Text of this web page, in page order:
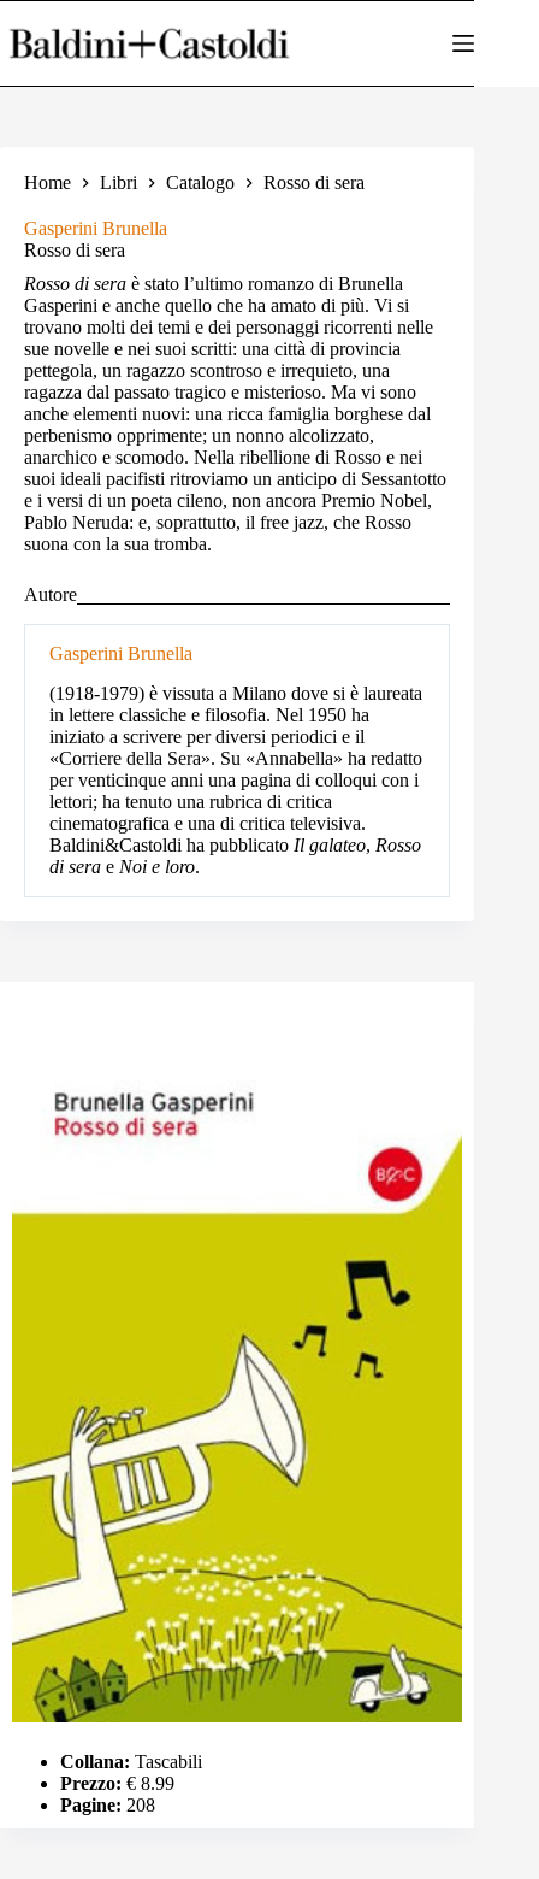
al
contenuto
Home Libri Catalogo Rosso di sera
Gasperini Brunella
Rosso di sera
Rosso di sera è stato l’ultimo romanzo di Brunella
Gasperini e anche quello che ha amato di più. Vi si
trovano molti dei temi e dei personaggi ricorrenti nelle
sue novelle e nei suoi scritti: una città di provincia
pettegola, un ragazzo scontroso e irrequieto, una
ragazza dal passato tragico e misterioso. Ma vi sono
anche elementi nuovi: una ricca famiglia borghese dal
perbenismo opprimente; un nonno alcolizzato,
anarchico e scomodo. Nella ribellione di Rosso e nei
suoi ideali pacifisti ritroviamo un anticipo di Sessantotto
e i versi di un poeta cileno, non ancora Premio Nobel,
Pablo Neruda: e, soprattutto, il free jazz, che Rosso
suona con la sua tromba.
Autore
Gasperini Brunella
(1918-1979) è vissuta a Milano dove si è laureata
in lettere classiche e filosofia. Nel 1950 ha
iniziato a scrivere per diversi periodici e il
«Corriere della Sera». Su «Annabella» ha redatto
per venticinque anni una pagina di colloqui con i
lettori; ha tenuto una rubrica di critica
cinematografica e una di critica televisiva.
Baldini&Castoldi ha pubblicato Il galateo, Rosso
di sera e Noi e loro.
Collana: Tascabili
Prezzo: € 8.99
Pagine: 208